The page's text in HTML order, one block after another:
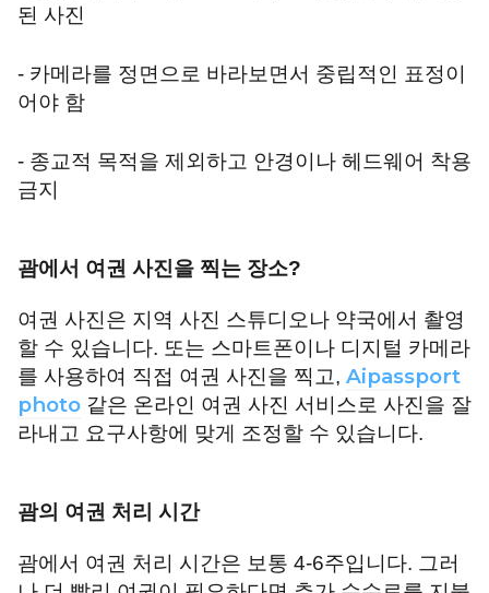
된 사진
- 카메라를 정면으로 바라보면서 중립적인 표정이
어야 함
- 종교적 목적을 제외하고 안경이나 헤드웨어 착용
금지
괌에서 여권 사진을 찍는 장소?
여권 사진은 지역 사진 스튜디오나 약국에서 촬영
할 수 있습니다. 또는 스마트폰이나 디지털 카메라
를 사용하여 직접 여권 사진을 찍고, Aipassport
photo 같은 온라인 여권 사진 서비스로 사진을 잘
라내고 요구사항에 맞게 조정할 수 있습니다.
괌의 여권 처리 시간
괌에서 여권 처리 시간은 보통 4-6주입니다. 그러